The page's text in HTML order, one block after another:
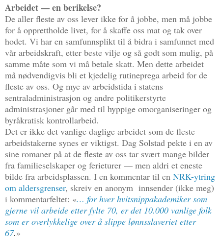
Arbeidet — en berikelse?
De aller fleste av oss lever ikke for å jobbe, men må jobbe
for å opprettholde livet, for å skaffe oss mat og tak over
hodet. Vi har en samfunnsplikt til å bidra i samfunnet med
vår arbeidskraft, etter beste vilje og så godt som mulig, på
samme måte som vi må betale skatt. Men dette arbeidet
må nødvendigvis bli et kjedelig rutineprega arbeid for de
fleste av oss. Og mye av arbeidstida i statens
sentraladministrasjon og andre politikerstyrte
administrasjoner går med til hyppige omorganiseringer og
byråkratisk kontrollarbeid.
Det er ikke det vanlige daglige arbeidet som de fleste
arbeidstakerne synes er viktigst. Dag Solstad pekte i en av
sine romaner på at de fleste av oss tar svært mange bilder
fra familieselskaper og ferieturer — men aldri et eneste
bilde fra arbeidsplassen. I en kommentar til en NRK-ytring
om aldersgrenser, skreiv en anonym innsender (ikke meg)
i kommentarfeltet: «… for hver hvitsnippakademiker som
gjerne vil arbeide etter fylte 70, er det 10.000 vanlige folk
som er overlykkelige over å slippe lønnsslaveriet etter
67.»